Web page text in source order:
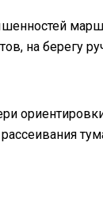
на берегу